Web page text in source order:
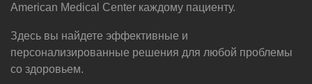
American Medical Center каждому пациенту.
Здесь вы найдете эффективные и
персонализированные решения для любой проблемы
со здоровьем.